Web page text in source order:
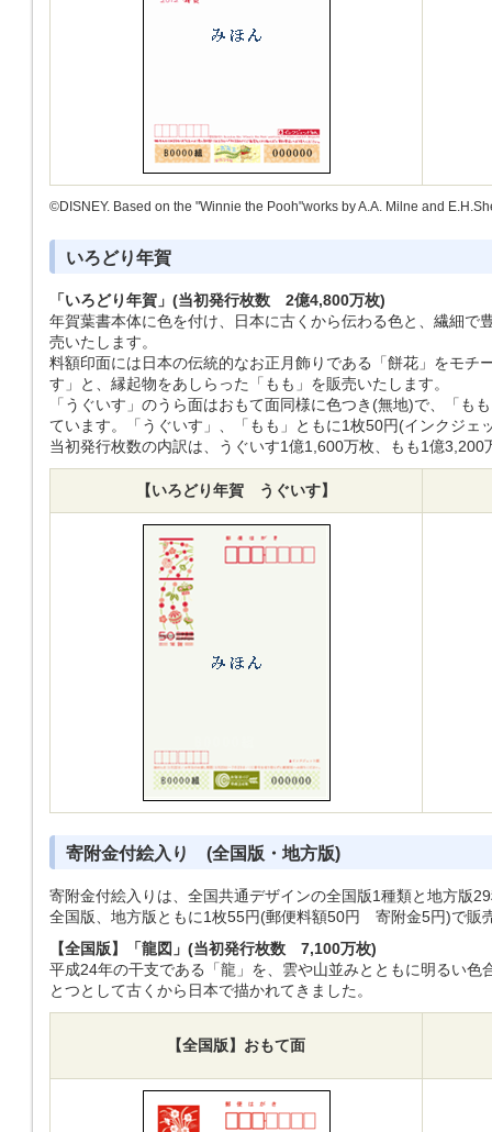
©DISNEY. Based on the "Winnie the Pooh"works by A.A. Milne and
いろどり年賀
「いろどり年賀」(当初発行枚数 2億4,800万枚)
年賀葉書本体に色を付け、日本に古くから伝わる色と、繊細で
売いたします。
料額印面には日本の伝統的なお正月飾りである「餅花」をモチ
す」と、縁起物をあしらった「もも」を販売いたします。
「うぐいす」のうら面はおもて面同様に色つき(無地)で、「も
ています。「うぐいす」、「もも」ともに1枚50円(インクジェ
当初発行枚数の内訳は、うぐいす1億1,600万枚、もも1億3,200
【いろどり年賀 うぐいす】
寄附金付絵入り (全国版・地方版)
寄附金付絵入りは、全国共通デザインの全国版1種類と地方版
全国版、地方版ともに1枚55円(郵便料額50円 寄附金5円)で販
【全国版】「龍図」(当初発行枚数 7,100万枚)
平成24年の干支である「龍」を、雲や山並みとともに明るい
とつとして古くから日本で描かれてきました。
【全国版】おもて面